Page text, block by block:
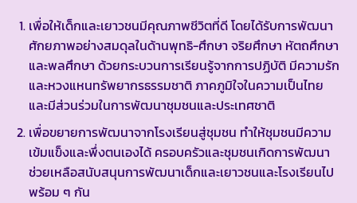
เพื่อให้เด็กและเยาวชนมีคุณภาพชีวิตที่ดี โดยได้รับการพัฒนา
ศักยภาพอย่างสมดุลในด้านพุทธิ-ศึกษา จริยศึกษา หัตถศึกษา
และพลศึกษา ด้วยกระบวนการเรียนรู้จากการปฏิบัติ มีความรัก
และหวงแหนทรัพยากรธรรมชาติ ภาคภูมิใจในความเป็นไทย
และมีส่วนร่วมในการพัฒนาชุมชนและประเทศชาติ
เพื่อขยายการพัฒนาจากโรงเรียนสู่ชุมชน ทำให้ชุมชนมีความ
เข้มแข็งและพึ่งตนเองได้ ครอบครัวและชุมชนเกิดการพัฒนา
ช่วยเหลือสนับสนุนการพัฒนาเด็กและเยาวชนและโรงเรียนไป
พร้อม ๆ กัน